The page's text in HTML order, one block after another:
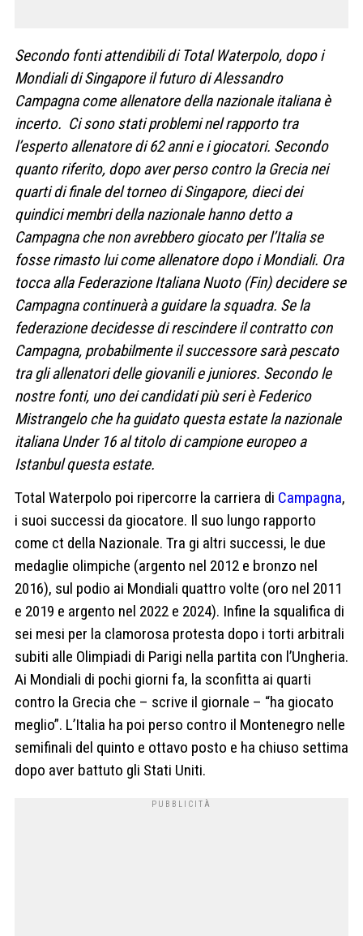
Secondo fonti attendibili di Total Waterpolo, dopo i
Mondiali di Singapore il futuro di Alessandro
Campagna come allenatore della nazionale italiana è
incerto. Ci sono stati problemi nel rapporto tra
l’esperto allenatore di 62 anni e i giocatori. Secondo
quanto riferito, dopo aver perso contro la Grecia nei
quarti di finale del torneo di Singapore, dieci dei
quindici membri della nazionale hanno detto a
Campagna che non avrebbero giocato per l’Italia se
fosse rimasto lui come allenatore dopo i Mondiali. Ora
tocca alla Federazione Italiana Nuoto (Fin) decidere se
Campagna continuerà a guidare la squadra. Se la
federazione decidesse di rescindere il contratto con
Campagna, probabilmente il successore sarà pescato
tra gli allenatori delle giovanili e juniores. Secondo le
nostre fonti, uno dei candidati più seri è Federico
Mistrangelo che ha guidato questa estate la nazionale
italiana Under 16 al titolo di campione europeo a
Istanbul questa estate.
Total Waterpolo poi ripercorre la carriera di Campagna,
i suoi successi da giocatore. Il suo lungo rapporto
come ct della Nazionale. Tra gi altri successi, le due
medaglie olimpiche (argento nel 2012 e bronzo nel
2016), sul podio ai Mondiali quattro volte (oro nel 2011
e 2019 e argento nel 2022 e 2024). Infine la squalifica di
sei mesi per la clamorosa protesta dopo i torti arbitrali
subiti alle Olimpiadi di Parigi nella partita con l’Ungheria.
Ai Mondiali di pochi giorni fa, la sconfitta ai quarti
contro la Grecia che – scrive il giornale – “ha giocato
meglio”. L’Italia ha poi perso contro il Montenegro nelle
semifinali del quinto e ottavo posto e ha chiuso settima
dopo aver battuto gli Stati Uniti.